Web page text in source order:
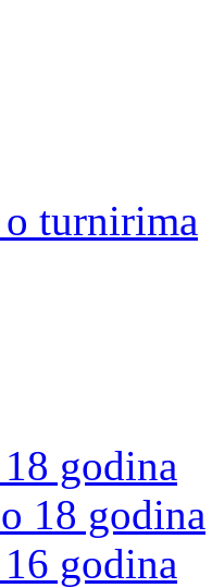
turnirima
godina
18 godina
godina